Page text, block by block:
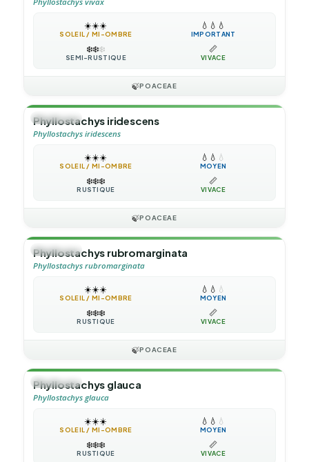
☀️☀️☀️
SOLEIL / MI-OMBRE
💧 💧 💧
IMPORTANT
❄️❄️❄️
SEMI-RUSTIQUE
📏
VIVACE
🍃POACEAE
🎋BAMBOU
Phyllostachys iridescens
Phyllostachys iridescens
☀️☀️☀️
SOLEIL / MI-OMBRE
💧 💧 💧
MOYEN
❄️❄️❄️
RUSTIQUE
📏
VIVACE
🍃POACEAE
🎋BAMBOU
Phyllostachys rubromarginata
Phyllostachys rubromarginata
☀️☀️☀️
SOLEIL / MI-OMBRE
💧 💧 💧
MOYEN
❄️❄️❄️
RUSTIQUE
📏
VIVACE
🍃POACEAE
🎋BAMBOU
Phyllostachys glauca
Phyllostachys glauca
☀️☀️☀️
SOLEIL / MI-OMBRE
💧 💧 💧
MOYEN
❄️❄️❄️
RUSTIQUE
📏
VIVACE